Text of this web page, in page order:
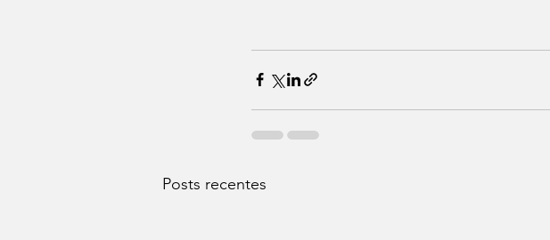
Posts recentes